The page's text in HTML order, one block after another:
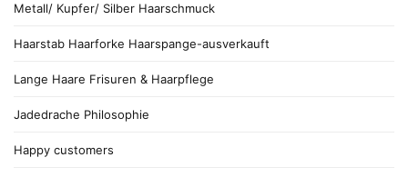
Metall/ Kupfer/ Silber Haarschmuck
Haarstab Haarforke Haarspange-ausverkauft
Lange Haare Frisuren & Haarpflege
Jadedrache Philosophie
Happy customers